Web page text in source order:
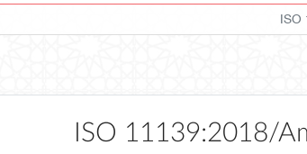
ISO 11139:2018/